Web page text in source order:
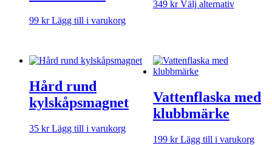
på
99 kr Lägg till i varukorg
349 kr Välj alternativDen
kan
Hård rund
kylskåpsmagnet
35 kr Lägg till i varukorg
Vattenflaska med
klubbmärke
199 kr Lägg till i varukorg